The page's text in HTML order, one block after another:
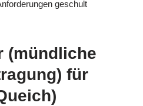
geschult
(mündliche
für